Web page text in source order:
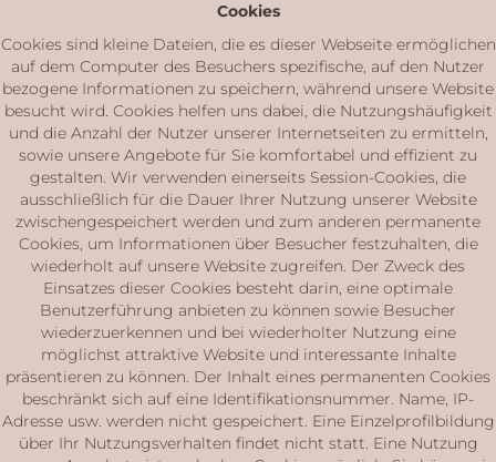
Cookies
Cookies sind kleine Dateien, die es dieser Webseite ermöglichen
auf dem Computer des Besuchers spezifische, auf den Nutzer
bezogene Informationen zu speichern, während unsere Website
besucht wird. Cookies helfen uns dabei, die Nutzungshäufigkeit
und die Anzahl der Nutzer unserer Internetseiten zu ermitteln,
sowie unsere Angebote für Sie komfortabel und effizient zu
gestalten. Wir verwenden einerseits Session-Cookies, die
ausschließlich für die Dauer Ihrer Nutzung unserer Website
zwischengespeichert werden und zum anderen permanente
Cookies, um Informationen über Besucher festzuhalten, die
wiederholt auf unsere Website zugreifen. Der Zweck des
Einsatzes dieser Cookies besteht darin, eine optimale
Benutzerführung anbieten zu können sowie Besucher
wiederzuerkennen und bei wiederholter Nutzung eine
möglichst attraktive Website und interessante Inhalte
präsentieren zu können. Der Inhalt eines permanenten Cookies
beschränkt sich auf eine Identifikationsnummer. Name, IP-
Adresse usw. werden nicht gespeichert. Eine Einzelprofilbildung
über Ihr Nutzungsverhalten findet nicht statt. Eine Nutzung